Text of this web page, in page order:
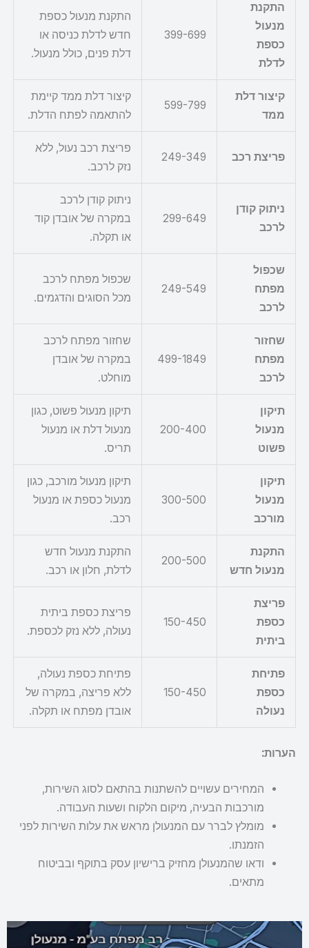
התקנת
מנעול
כספת
לדלת
399-699
התקנת מנעול כספת
חדש לדלת כניסה או
דלת פנים, כולל מנעול.
קיצור דלת
ממד
599-799
קיצור דלת ממד קיימת
להתאמה לפתח הדלת.
פריצת רכב 249-349
פריצת רכב נעול, ללא
נזק לרכב.
ניתוק קודן
לרכב
299-649
ניתוק קודן לרכב
במקרה של אובדן קוד
או תקלה.
שכפול
מפתח
לרכב
249-549
שכפול מפתח לרכב
מכל הסוגים והדגמים.
שחזור
מפתח
לרכב
499-1849
שחזור מפתח לרכב
במקרה של אובדן
מוחלט.
תיקון
מנעול
פשוט
200-400
תיקון מנעול פשוט, כגון
מנעול דלת או מנעול
תריס.
תיקון
מנעול
מורכב
300-500
תיקון מנעול מורכב, כגון
מנעול כספת או מנעול
רכב.
התקנת
מנעול חדש
200-500
התקנת מנעול חדש
לדלת, חלון או רכב.
פריצת
כספת
ביתית
150-450
פריצת כספת ביתית
נעולה, ללא נזק לכספת.
פתיחת
כספת
נעולה
150-450
פתיחת כספת נעולה,
ללא פריצה, במקרה של
אובדן מפתח או תקלה.
הערות:
המחירים עשויים להשתנות בהתאם לסוג השירות,
מורכבות הבעיה, מיקום הלקוח ושעות העבודה.
מומלץ לברר עם המנעולן מראש את עלות השירות לפני
הזמנתו.
ודאו שהמנעולן מחזיק ברישיון עסק בתוקף ובביטוח
מתאים.